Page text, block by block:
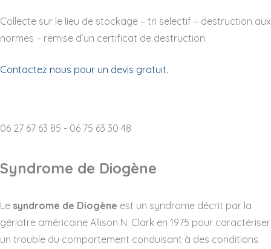
Collecte sur le lieu de stockage – tri selectif – destruction aux
normes – remise d’un certificat de destruction.
Contactez nous pour un devis gratuit.
06 27 67 63 85 - 06 75 63 30 48
Syndrome de Diogène
Le syndrome de Diogène est un syndrome décrit par la
gériatre américaine Allison N. Clark en 1975 pour caractériser
un trouble du comportement conduisant à des conditions